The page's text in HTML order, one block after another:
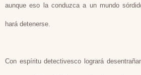
aunque eso la conduzca a un mundo
hará detenerse.
Con espíritu detectivesco logrará